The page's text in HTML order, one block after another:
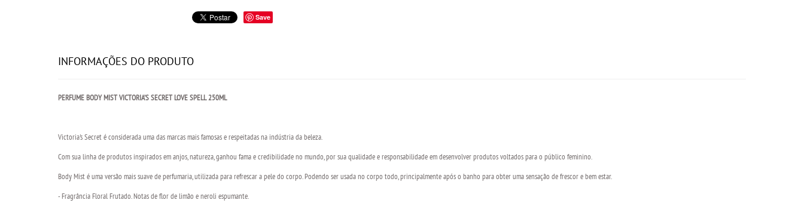
Save
INFORMAÇÕES DO PRODUTO
PERFUME BODY MIST VICTORIA’S SECRET LOVE SPELL 250ML
Victoria's Secret é considerada uma das marcas mais famosas e respeitadas na indústria da beleza.
Com sua linha de produtos inspirados em anjos, natureza, ganhou fama e credibilidade no mundo, por sua qualidade e responsabilidade em desenvolver produtos voltados para o público feminino.
Body Mist é uma versão mais suave de perfumaria, utilizada para refrescar a pele do corpo. Podendo ser usada no corpo todo, principalmente após o banho para obter uma sensação de frescor e bem estar.
- Fragrância Floral Frutado. Notas de flor de limão e neroli espumante.